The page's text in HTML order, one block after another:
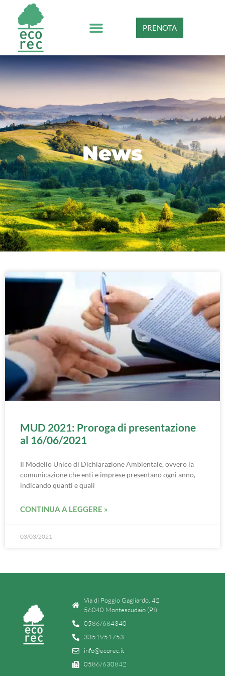
PRENOTA
News
MUD 2021: Proroga di presentazione
al 16/06/2021
Il Modello Unico di Dichiarazione Ambientale, ovvero la
comunicazione che enti e imprese presentano ogni anno,
indicando quanti e quali
CONTINUA A LEGGERE »
03/03/2021
Via di Poggio Gagliardo, 42
56040 Montescudaio (PI)
0586/684340
3351951753
info@ecorec.it
0586/630842